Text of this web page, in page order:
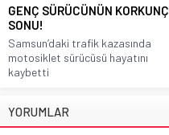
GENÇ SÜRÜCÜNÜN KORKUNÇ
SONU!
Samsun’daki trafik kazasında
motosiklet sürücüsü hayatını
kaybetti
YORUMLAR